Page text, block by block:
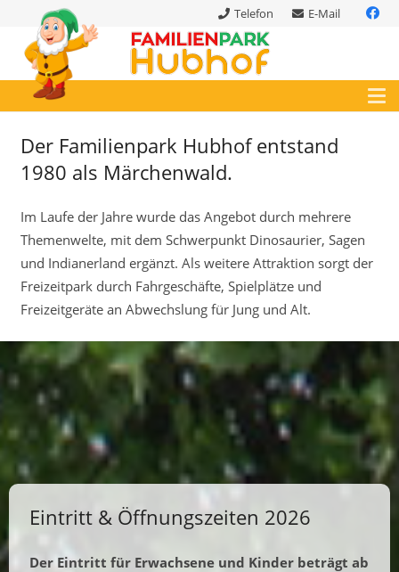
Telefon E-Mail
Der Familienpark Hubhof entstand
1980 als Märchenwald.
Im Laufe der Jahre wurde das Angebot durch mehrere
Themenwelte, mit dem Schwerpunkt Dinosaurier, Sagen
und Indianerland ergänzt. Als weitere Attraktion sorgt der
Freizeitpark durch Fahrgeschäfte, Spielplätze und
Freizeitgeräte an Abwechslung für Jung und Alt.
Eintritt & Öffnungszeiten 2026
Der Eintritt für Erwachsene und Kinder beträgt ab